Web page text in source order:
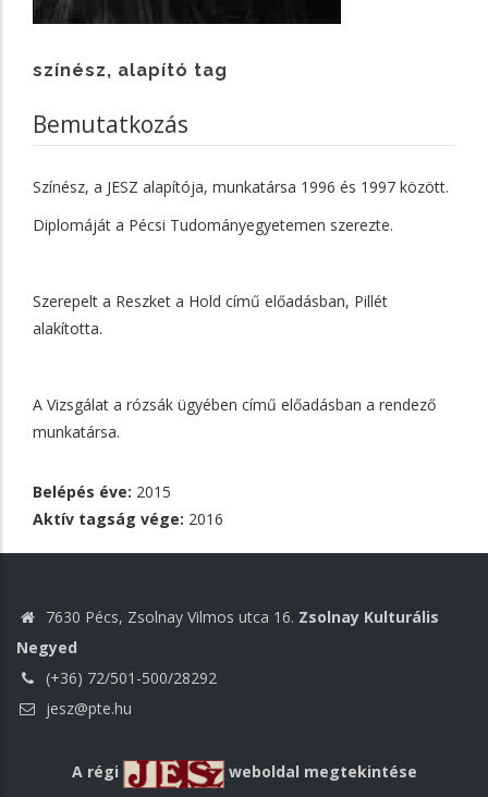
színész, alapító tag
Bemutatkozás
Színész, a JESZ alapítója, munkatársa 1996 és 1997 között.
Diplomáját a Pécsi Tudományegyetemen szerezte.
Szerepelt a Reszket a Hold című előadásban, Pillét
alakította.
A Vizsgálat a rózsák ügyében című előadásban a rendező
munkatársa.
Belépés éve: 2015
Aktív tagság vége: 2016
7630 Pécs, Zsolnay Vilmos utca 16. Zsolnay Kulturális
Negyed
(+36) 72/501-500/28292
jesz@pte.hu
A régi weboldal megtekintése